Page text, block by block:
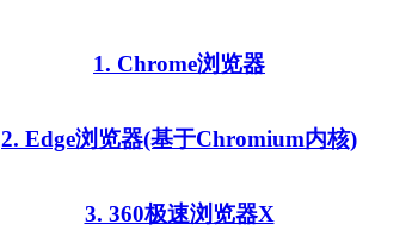
1. Chrome浏览器
2. Edge浏览器(基于Chromium内核)
3. 360极速浏览器X